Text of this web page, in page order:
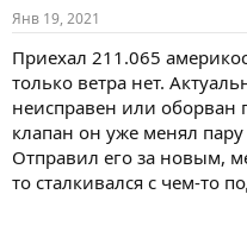
м
ы
а
л
Янв 19, 2021
Приехал 211.065
только ветра нет.
неисправен или
клапан он уже менял пару
Отправил его за новым,
то сталкивался с чем-то